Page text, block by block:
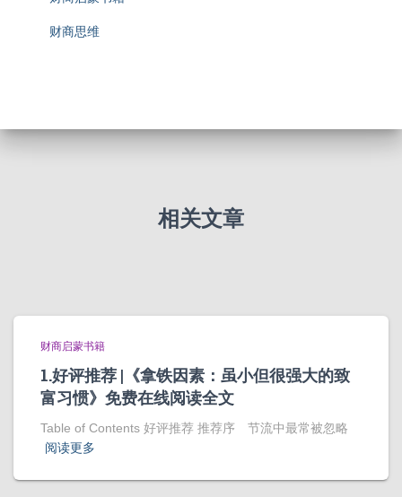
财商思维
相关文章
财商启蒙书籍
1.好评推荐 |《拿铁因素：虽小但很强大的致
富习惯》免费在线阅读全文
Table of Contents 好评推荐 推荐序 节流中最常被忽略
阅读更多